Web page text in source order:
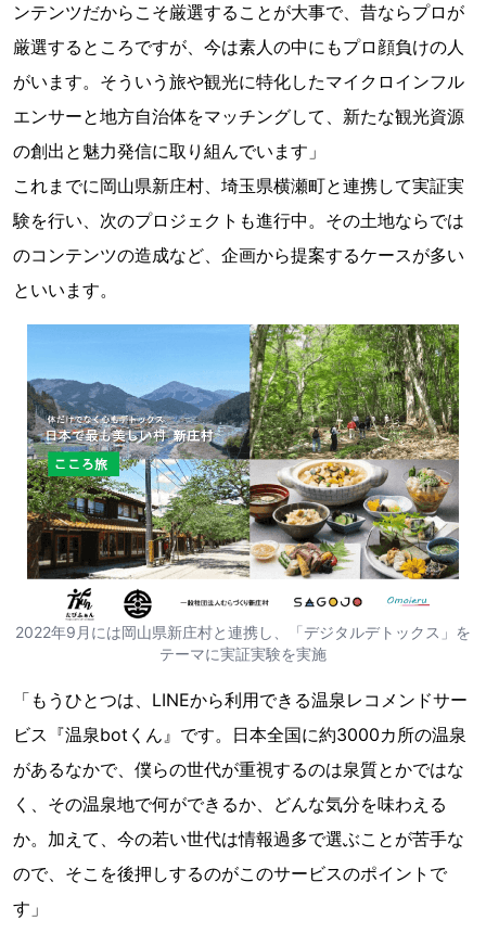
ンテンツだからこそ厳選することが大事で、昔ならプロが
厳選するところですが、今は素人の中にもプロ顔負けの人
がいます。そういう旅や観光に特化したマイクロインフル
エンサーと地方自治体をマッチングして、新たな観光資源
の創出と魅力発信に取り組んでいます」
これまでに岡山県新庄村、埼玉県横瀬町と連携して実証実
験を行い、次のプロジェクトも進行中。その土地ならでは
のコンテンツの造成など、企画から提案するケースが多い
といいます。
2022年9月には岡山県新庄村と連携し、「デジタルデトックス」を
テーマに実証実験を実施
「もうひとつは、LINEから利用できる温泉レコメンドサー
ビス『温泉botくん』です。日本全国に約3000カ所の温泉
があるなかで、僕らの世代が重視するのは泉質とかではな
く、その温泉地で何ができるか、どんな気分を味わえる
か。加えて、今の若い世代は情報過多で選ぶことが苦手な
ので、そこを後押しするのがこのサービスのポイントで
す」